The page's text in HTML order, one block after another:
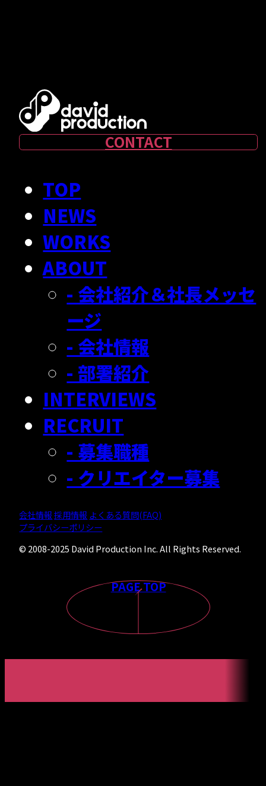
CONTACT
TOP
NEWS
WORKS
ABOUT
- 会社紹介＆社長メッセ
ージ
- 会社情報
- 部署紹介
INTERVIEWS
RECRUIT
- 募集職種
- クリエイター募集
会社情報 採用情報 よくある質問(FAQ)
プライバシーポリシー
© 2008-2025 David Production Inc. All Rights Reserved.
PAGE TOP